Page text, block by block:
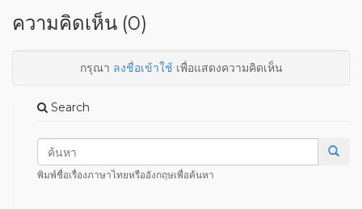
ความคิดเห็น (0)
กรุณา ลงชื่อเข้าใช้เพื่อแสดงความคิดเห็น
Search
พิมพ์ชื่อเรื่องภาษาไทยหรืออังกฤษเพื่อค้นหา